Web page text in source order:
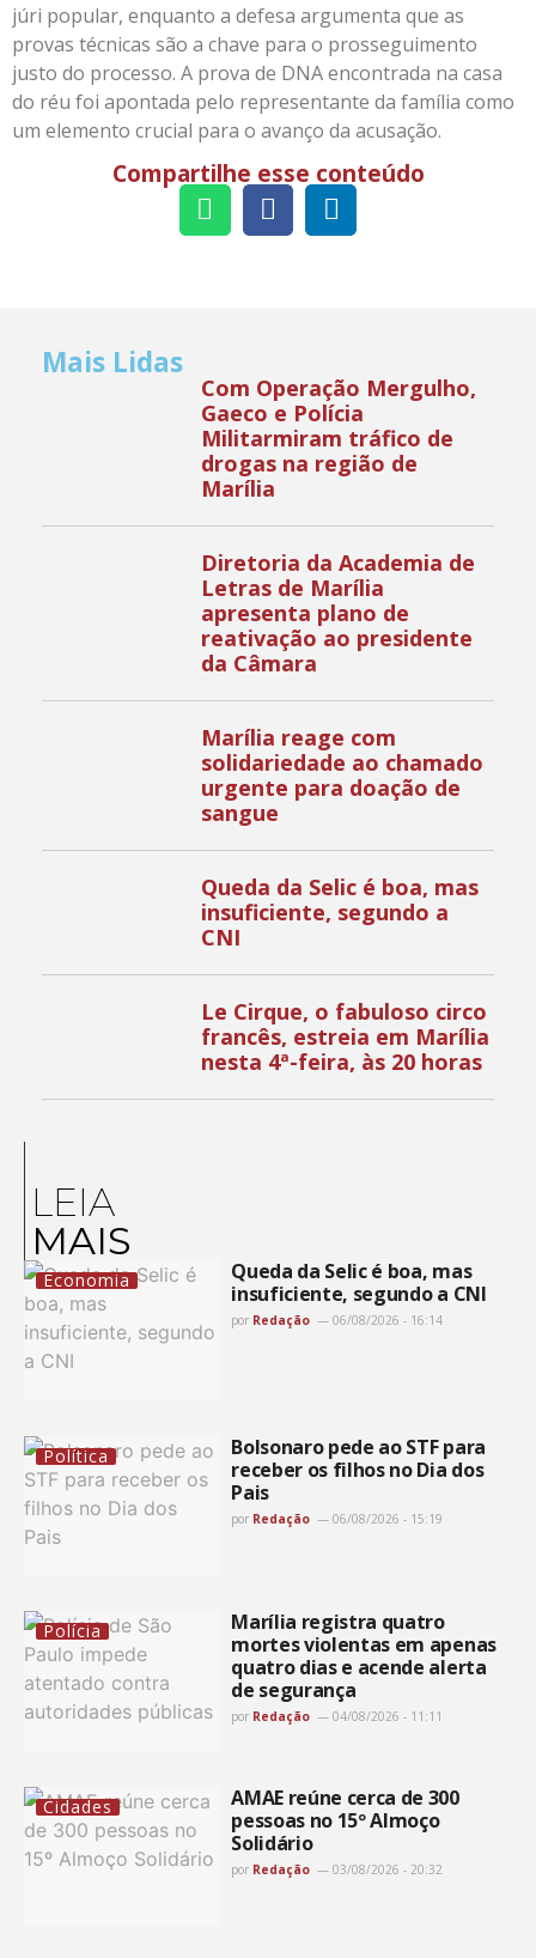
júri popular, enquanto a defesa argumenta que as
provas técnicas são a chave para o prosseguimento
justo do processo. A prova de DNA encontrada na casa
do réu foi apontada pelo representante da família como
um elemento crucial para o avanço da acusação.
Compartilhe esse conteúdo
Mais Lidas
Com Operação Mergulho,
Gaeco e Polícia
Militarmiram tráfico de
drogas na região de
Marília
Diretoria da Academia de
Letras de Marília
apresenta plano de
reativação ao presidente
da Câmara
Marília reage com
solidariedade ao chamado
urgente para doação de
sangue
Queda da Selic é boa, mas
insuficiente, segundo a
CNI
Le Cirque, o fabuloso circo
francês, estreia em Marília
nesta 4ª-feira, às 20 horas
LEIA
MAIS
Economia
Queda da Selic é boa, mas
insuficiente, segundo a CNI
por Redação 06/08/2026 - 16:14
Política
Bolsonaro pede ao STF para
receber os filhos no Dia dos
Pais
por Redação 06/08/2026 - 15:19
Polícia
Marília registra quatro
mortes violentas em apenas
quatro dias e acende alerta
de segurança
por Redação 04/08/2026 - 11:11
Cidades
AMAE reúne cerca de 300
pessoas no 15º Almoço
Solidário
por Redação 03/08/2026 - 20:32